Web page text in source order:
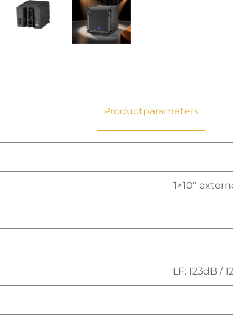
Productparameters
1×10"
LF: 123dB /